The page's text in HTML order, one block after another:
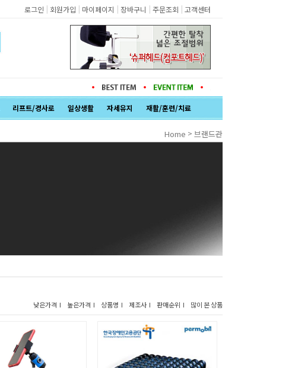
로그인 | 회원가입 | 마이페이지 | 장바구니 | 주문조회 | 고객센터
리프트/경사로 일상생활 자세유지 재활/훈련/치료
Home > 브랜드관
낮은가격 I 높은가격 I 상품명 I 제조사 I 판매순위 I 많이 본 상품